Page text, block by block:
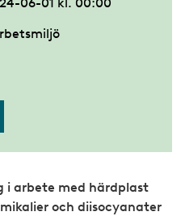
arbete med härdplast
och diisocyanater